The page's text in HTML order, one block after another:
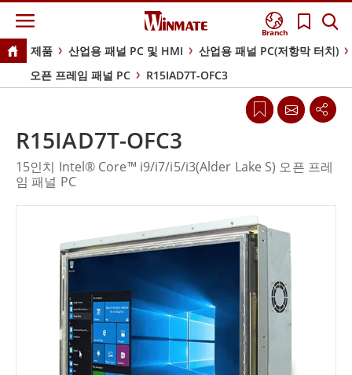
Branch
제품 산업용 패널 PC 및 HMI
산업용 패널 PC(저항막 터치)
오픈 프레임 패널 PC
R15IAD7T-OFC3
R15IAD7T-OFC3
15인치 Intel® Core™ i9/i7/i5/i3(Alder Lake S) 오픈 프레
임 패널 PC